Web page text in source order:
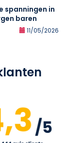
spanningen in
baren
11/05/2026